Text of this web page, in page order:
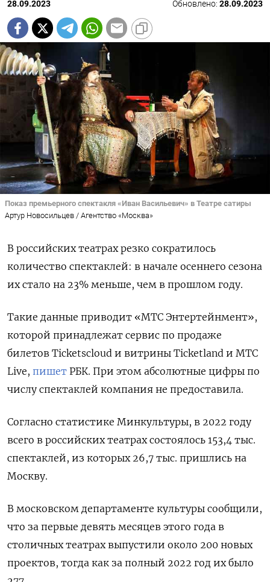
28.09.2023 Обновлено: 28.09.2023
Показ премьерного спектакля «Иван Васильевич» в Театре сатиры
Артур Новосильцев / Агентство «Москва»
В российских театрах резко сократилось
количество спектаклей: в начале осеннего сезона
их стало на 23% меньше, чем в прошлом году.
Такие данные приводит «МТС Энтертейнмент»,
которой принадлежат сервис по продаже
билетов Ticketscloud и витрины Ticketland и МТС
Live, пишет РБК. При этом абсолютные цифры по
числу спектаклей компания не предоставила.
Согласно статистике Минкультуры, в 2022 году
всего в российских театрах состоялось 153,4 тыс.
спектаклей, из которых 26,7 тыс. пришлись на
Москву.
В московском департаменте культуры сообщили,
что за первые девять месяцев этого года в
столичных театрах выпустили около 200 новых
проектов, тогда как за полный 2022 год их было